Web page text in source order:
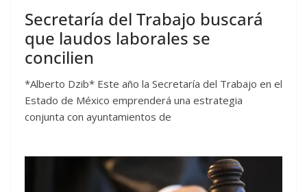
Secretaría del Trabajo buscará
que laudos laborales se
concilien
*Alberto Dzib* Este año la Secretaría del Trabajo en el
Estado de México emprenderá una estrategia
conjunta con ayuntamientos de